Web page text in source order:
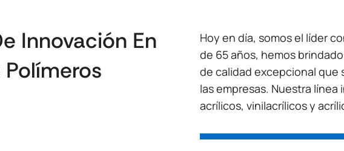
Innovación En
Hoy en día, somos el líder
de 65 años, hemos
de calidad excepcional que
las empresas. Nuestra
acrílicos, vinilacrílicos y